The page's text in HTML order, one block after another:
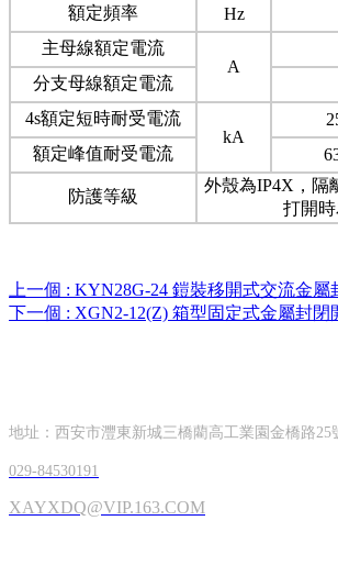
額定頻率 Hz
主母線額定電流
A
分支母線額定電流
4s額定短時耐受電流
kA
額定峰值耐受電流
防護等級
外殼為IP4X，隔
打開
上一個 : KYN28G-24 鎧裝移開式交流金屬
下一個 : XGN2-12(Z) 箱型固定式金屬封閉
地址：西安市灃東新城三橋藺高工業園金橋路25
029-84530191
XAYXDQ@VIP.163.COM